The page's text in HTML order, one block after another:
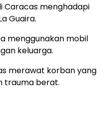
Caracas menghadapi
Guaira.
menggunakan mobil
keluarga.
merawat korban yang
trauma berat.